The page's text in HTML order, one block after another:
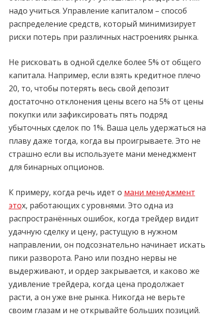
надо учиться. Управление капиталом – способ
распределение средств, который минимизирует
риски потерь при различных настроениях рынка.
Не рисковать в одной сделке более 5% от общего
капитала. Например, если взять кредитное плечо
20, то, чтобы потерять весь свой депозит
достаточно отклонения цены всего на 5% от цены
покупки или зафиксировать пять подряд
убыточных сделок по 1%. Ваша цель удержаться на
плаву даже тогда, когда вы проигрываете. Это не
страшно если вы используете мани менеджмент
для бинарных опционов.
К примеру, когда речь идет о мани менеджмент
этох, работающих с уровнями. Это одна из
распространённых ошибок, когда трейдер видит
удачную сделку и цену, растущую в нужном
направлении, он подсознательно начинает искать
пики разворота. Рано или поздно нервы не
выдерживают, и ордер закрывается, и каково же
удивление трейдера, когда цена продолжает
расти, а он уже вне рынка. Никогда не верьте
своим глазам и не открывайте больших позиций.